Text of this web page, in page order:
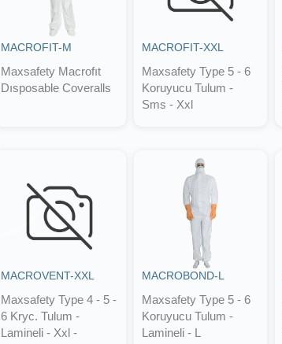
MACROFIT-M
Maxsafety Macrofıt
Dısposable Coveralls
MACROFIT-XXL
Maxsafety Type 5 - 6
Koruyucu Tulum -
Sms - Xxl
MACROVENT-XXL
Maxsafety Type 4 - 5 -
6 Kryc. Tulum -
Lamineli - Xxl -
MACROBOND-L
Maxsafety Type 5 - 6
Koruyucu Tulum -
Lamineli - L